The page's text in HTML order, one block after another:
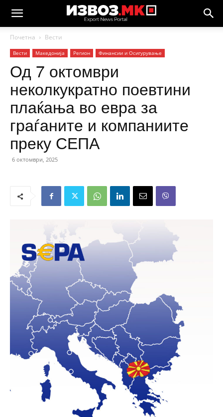
Почетна Вести
Вести Македонија Регион Финансии и Осигурување
Од 7 октомври
неколкукратно поевтини
плаќања во евра за
граѓаните и компаниите
преку СЕПА
6 октомври, 2025